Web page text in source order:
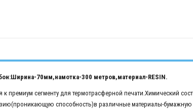
70мм,намотка-300 метров,материал-RESIN.
к премиум сегменту для термотрасферной печати.Химический
способность)в различные материалы-бумажную